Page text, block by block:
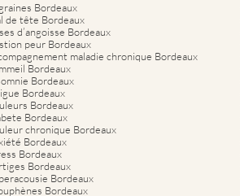
Bordeaux
de tête Bordeaux
d’angoisse Bordeaux
peur Bordeaux
maladie chronique Bordeaux
Bordeaux
Bordeaux
Bordeaux
Bordeaux
Bordeaux
chronique Bordeaux
Bordeaux
Bordeaux
Bordeaux
Bordeaux
Bordeaux